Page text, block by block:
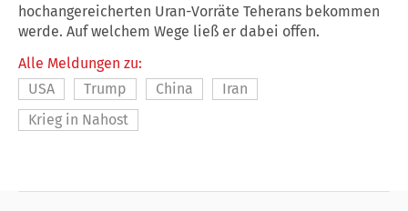
hochangereicherten Uran-Vorräte Teherans bekommen
werde. Auf welchem Wege ließ er dabei offen.
Alle Meldungen zu:
USA
Trump China
Iran
Krieg in Nahost